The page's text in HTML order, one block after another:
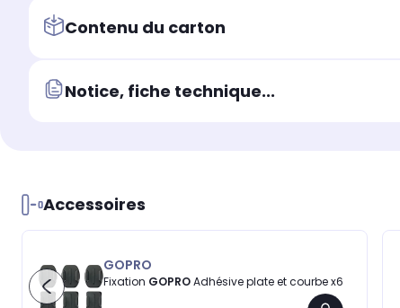
Contenu du carton
Notice, fiche technique...
Accessoires
GOPRO
Fixation GOPROAdhésive plate et courbe x6